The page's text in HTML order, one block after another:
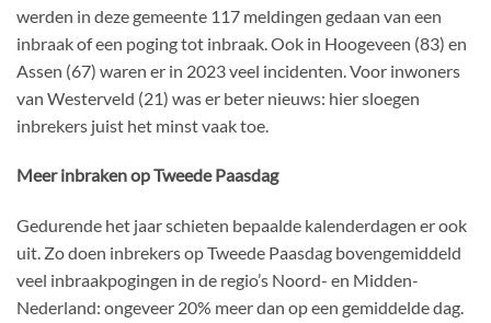
werden in deze gemeente 117 meldingen gedaan van een
inbraak of een poging tot inbraak. Ook in Hoogeveen (83) en
Assen (67) waren er in 2023 veel incidenten. Voor inwoners
van Westerveld (21) was er beter nieuws: hier sloegen
inbrekers juist het minst vaak toe.
Meer inbraken op Tweede Paasdag
Gedurende het jaar schieten bepaalde kalenderdagen er ook
uit. Zo doen inbrekers op Tweede Paasdag bovengemiddeld
veel inbraakpogingen in de regio’s Noord- en Midden-
Nederland: ongeveer 20% meer dan op een gemiddelde dag.